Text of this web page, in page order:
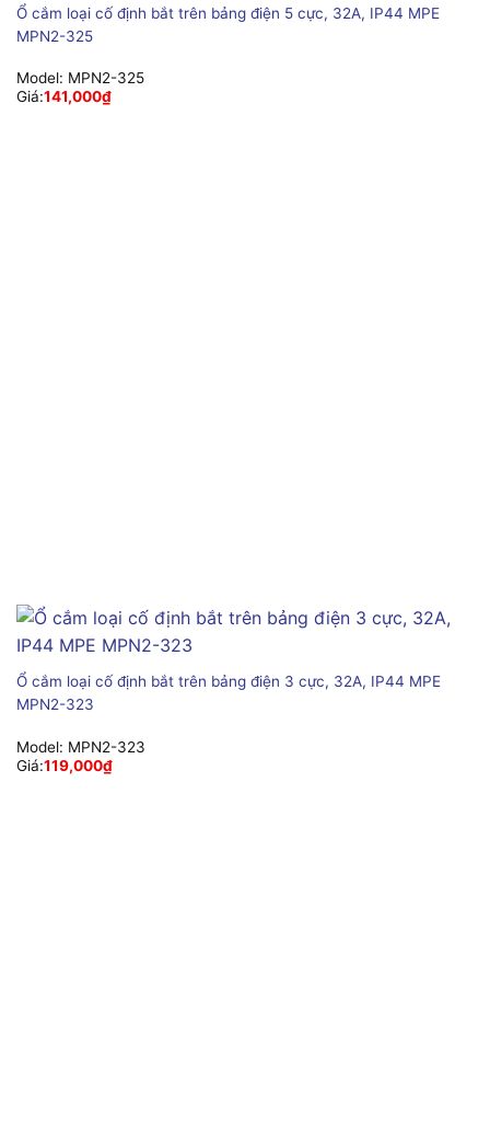
Ổ cắm loại cố định bắt trên bảng điện 5 cực, 32A, IP44 MPE
MPN2-325
Model: MPN2-325
Giá:141,000₫
Ổ cắm loại cố định bắt trên bảng điện 3 cực, 32A, IP44 MPE
MPN2-323
Model: MPN2-323
Giá:119,000₫